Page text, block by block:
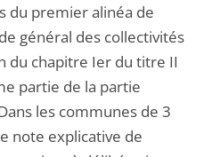
du premier alinéa de
général des collectivités
du chapitre Ier du titre II
partie de la partie
les communes de 3
note explicative de